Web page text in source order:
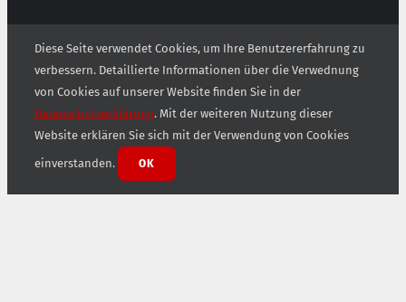
Diese Seite verwendet Cookies, um Ihre Benutzererfahrung zu
verbessern. Detaillierte Informationen über die Verwednung
von Cookies auf unserer Website finden Sie in der
Datenschutzerklärung. Mit der weiteren Nutzung dieser
Website erklären Sie sich mit der Verwendung von Cookies
einverstanden. OK